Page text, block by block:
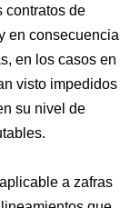
contratos de
en consecuencia
en los casos en
visto impedidos
su nivel de
a zafras